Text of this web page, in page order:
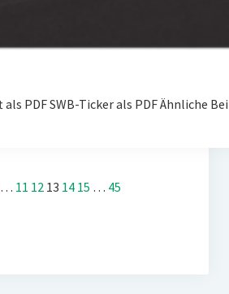
als PDF SWB-Ticker als PDF Ähnliche
… 11 12 13 14 15 … 45